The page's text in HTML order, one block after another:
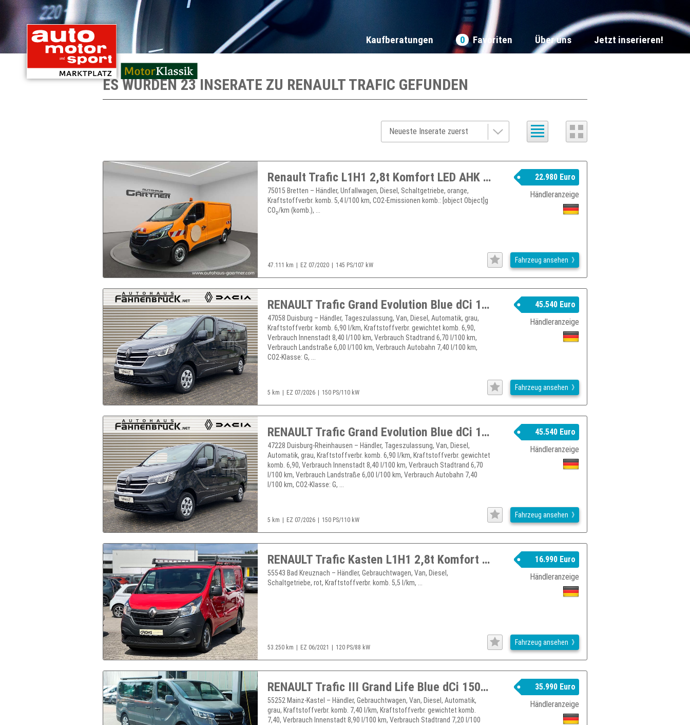
Kaufberatungen 0 Favoriten Über uns Jetzt inserieren!
ES WURDEN 23 INSERATE ZU RENAULT TRAFIC GEFUNDEN
Renault Trafic L1H1 2,8t Komfort LED AHK Sortimo-Regal Klima Heckflügeltüren 180° PDC
75015 Bretten – Händler, Unfallwagen, Diesel, Schaltgetriebe, orange,
Kraftstoffverbr. komb. 5,4 l/100 km, CO2-Emissionen komb.: [object Object]g
CO₂/km (komb.), ...
22.980 Euro
Händleranzeige
47.111 km EZ 07/2020 145 PS/107 kW
Fahrzeug ansehen
RENAULT Trafic Grand Evolution Blue dCi 150 Automatik MY25
47058 Duisburg – Händler, Tageszulassung, Van, Diesel, Automatik, grau,
Kraftstoffverbr. komb. 6,90 l/km, Kraftstoffverbr. gewichtet komb. 6,90,
Verbrauch Innenstadt 8,40 l/100 km, Verbrauch Stadtrand 6,70 l/100 km,
Verbrauch Landstraße 6,00 l/100 km, Verbrauch Autobahn 7,40 l/100 km,
CO2-Klasse: G, ...
45.540 Euro
Händleranzeige
5 km EZ 07/2026 150 PS/110 kW
Fahrzeug ansehen
RENAULT Trafic Grand Evolution Blue dCi 150 Automatik MY25
47228 Duisburg-Rheinhausen – Händler, Tageszulassung, Van, Diesel,
Automatik, grau, Kraftstoffverbr. komb. 6,90 l/km, Kraftstoffverbr. gewichtet
komb. 6,90, Verbrauch Innenstadt 8,40 l/100 km, Verbrauch Stadtrand 6,70
l/100 km, Verbrauch Landstraße 6,00 l/100 km, Verbrauch Autobahn 7,40
l/100 km, CO2-Klasse: G, ...
45.540 Euro
Händleranzeige
5 km EZ 07/2026 150 PS/110 kW
Fahrzeug ansehen
RENAULT Trafic Kasten L1H1 2,8t Komfort mit AHK
55543 Bad Kreuznach – Händler, Gebrauchtwagen, Van, Diesel,
Schaltgetriebe, rot, Kraftstoffverbr. komb. 5,5 l/km, ...
16.990 Euro
Händleranzeige
53.250 km EZ 06/2021 120 PS/88 kW
Fahrzeug ansehen
RENAULT Trafic III Grand Life Blue dCi 150 EDC
55252 Mainz-Kastel – Händler, Gebrauchtwagen, Van, Diesel, Automatik,
grau, Kraftstoffverbr. komb. 7,40 l/km, Kraftstoffverbr. gewichtet komb.
7,40, Verbrauch Innenstadt 8,90 l/100 km, Verbrauch Stadtrand 7,20 l/100
35.990 Euro
Händleranzeige